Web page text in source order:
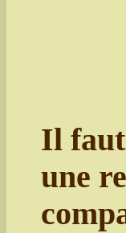
Il faut
une